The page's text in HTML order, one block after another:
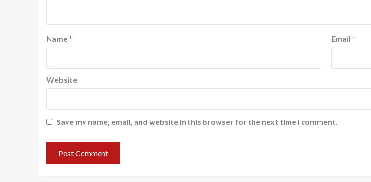
Name * Email *
Website
Save my name, email, and website in this browser for the next time I comment.